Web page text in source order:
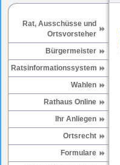
Rat, Ausschüsse und
Ortsvorsteher
Bürgermeister
Ratsinformationssystem
Wahlen
Rathaus Online
Ihr Anliegen
Ortsrecht
Formulare